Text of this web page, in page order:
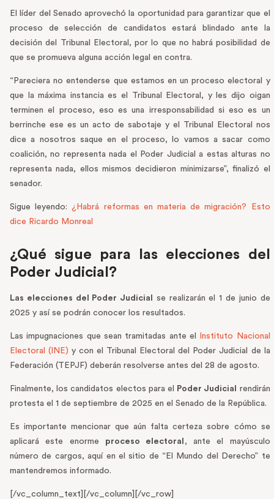
El líder del Senado aprovechó la oportunidad para garantizar que el
proceso de selección de candidatos estará blindado ante la
decisión del Tribunal Electoral, por lo que no habrá posibilidad de
que se promueva alguna acción legal en contra.
“Pareciera no entenderse que estamos en un proceso electoral y
que la máxima instancia es el Tribunal Electoral, y les dijo oigan
terminen el proceso, eso es una irresponsabilidad si eso es un
berrinche ese es un acto de sabotaje y el Tribunal Electoral nos
dice a nosotros saque en el proceso, lo vamos a sacar como
coalición, no representa nada el Poder Judicial a estas alturas no
representa nada, ellos mismos decidieron minimizarse”, finalizó el
senador.
Sigue leyendo: ¿Habrá reformas en materia de migración? Esto
dice Ricardo Monreal
¿Qué sigue para las elecciones del
Poder Judicial?
Las elecciones del Poder Judicial
se realizarán el 1 de junio de
2025 y así se podrán conocer los resultados.
Las impugnaciones que sean tramitadas ante el
Instituto Nacional
Electoral (INE) y con el Tribunal Electoral del Poder Judicial de la
Federación (TEPJF) deberán resolverse antes del 28 de agosto.
Finalmente, los candidatos electos para el Poder Judicial
rendirán
protesta el 1 de septiembre de 2025 en el Senado de la República.
Es importante mencionar que aún falta certeza sobre cómo se
aplicará este enorme proceso electoral , ante el mayúsculo
número de cargos, aquí en el sitio de “El Mundo del Derecho” te
mantendremos informado.
[/vc_column_text][/vc_column][/vc_row]